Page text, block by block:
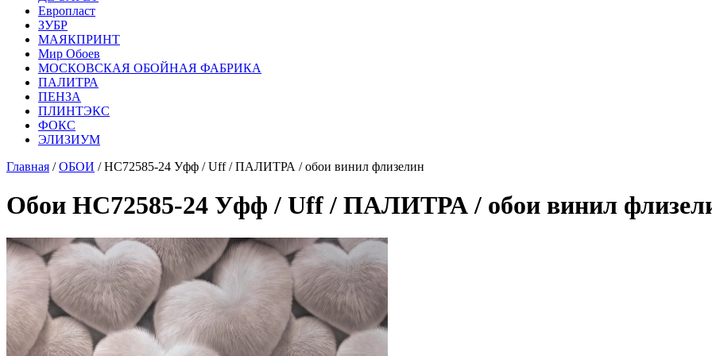
Европласт
ЗУБР
МАЯКПРИНТ
Мир Обоев
МОСКОВСКАЯ ОБОЙНАЯ ФАБРИКА
ПАЛИТРА
ПЕНЗА
ПЛИНТЭКС
ФОКС
ЭЛИЗИУМ
Главная /ОБОИ / HC72585-24 Уфф / Uff / ПАЛИТРА / обои винил флизелин
Обои HC72585-24 Уфф / Uff / ПАЛИТРА / обои винил